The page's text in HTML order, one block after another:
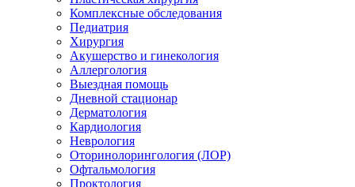
Комплексные обследования
Педиатрия
Хирургия
Акушерство и гинекология
Аллергология
Выездная помощь
Дневной стационар
Дерматология
Кардиология
Неврология
Оторинолорингология (ЛОР)
Офтальмология
Проктология